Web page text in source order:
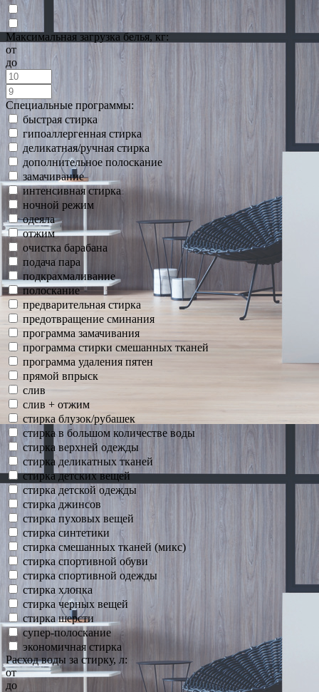
Максимальная загрузка белья, кг:
от
до
Специальные программы:
быстрая стирка
гипоаллергенная стирка
деликатная/ручная стирка
дополнительное полоскание
замачивание
интенсивная стирка
ночной режим
одеяла
отжим
очистка барабана
подача пара
подкрахмаливание
полоскание
предварительная стирка
предотвращение сминания
программа замачивания
программа стирки смешанных тканей
программа удаления пятен
прямой впрыск
слив
слив + отжим
стирка блузок/рубашек
стирка в большом количестве воды
стирка верхней одежды
стирка деликатных тканей
стирка детских вещей
стирка детской одежды
стирка джинсов
стирка пуховых вещей
стирка синтетики
стирка смешанных тканей (микс)
стирка спортивной обуви
стирка спортивной одежды
стирка хлопка
стирка черных вещей
стирка шерсти
супер-полоскание
экономичная стирка
Расход воды за стирку, л:
от
до